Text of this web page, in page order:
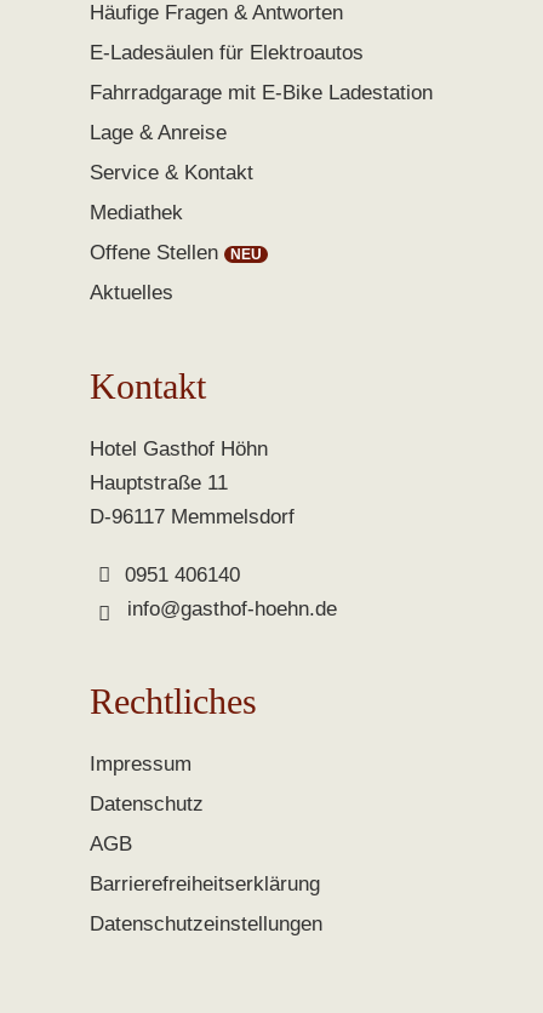
Häufige Fragen & Antworten
E-Ladesäulen für Elektroautos
Fahrradgarage mit E-Bike Ladestation
Lage & Anreise
Service & Kontakt
Mediathek
Offene Stellen
Aktuelles
Kontakt
Hotel Gasthof Höhn
Hauptstraße 11
D-96117 Memmelsdorf
0951 406140
info@gasthof-hoehn.de
Rechtliches
Impressum
Datenschutz
AGB
Barrierefreiheitserklärung
Datenschutzeinstellungen